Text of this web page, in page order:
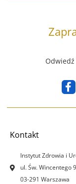
F
a
c
k
-
f
Kontakt
Instytut Zdrowia i
ul. Św. Wincentego
03-291 Warszawa